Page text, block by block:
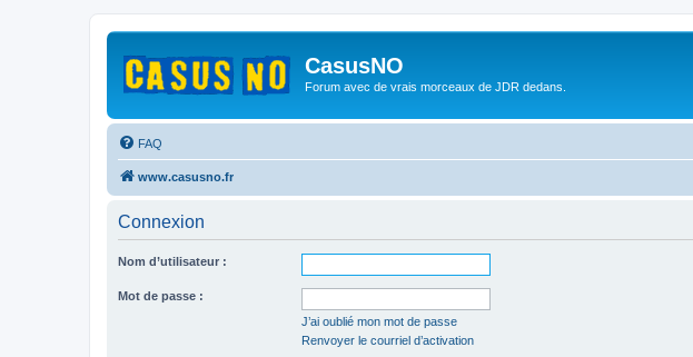
CasusNO
Forum avec de vrais morceaux de JDR dedans.
FAQ
www.casusno.fr
Connexion
Nom d’utilisateur :
Mot de passe :
J’ai oublié mon mot de passe
Renvoyer le courriel d’activation